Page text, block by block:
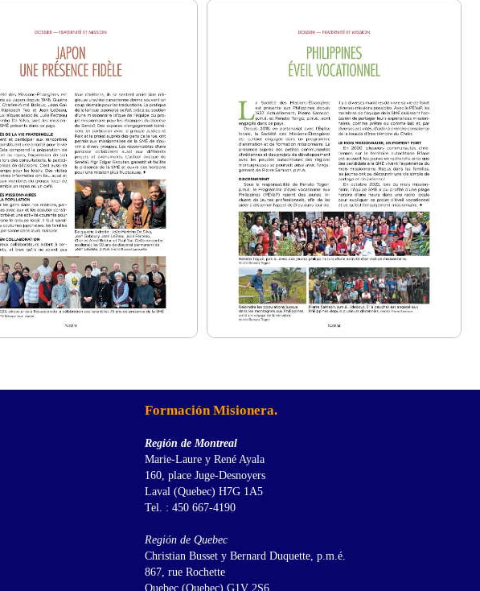
Formación Misionera.
Región de Montreal
Marie-Laure y René Ayala
160, place Juge-Desnoyers
Laval (Quebec) H7G 1A5
Tel. : 450 667-4190
Región de Quebec
Christian Busset y Bernard Duquette, p.m.é.
867, rue Rochette
Quebec (Quebec) G1V 2S6